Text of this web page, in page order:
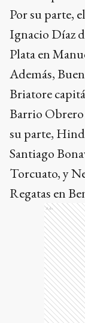
Por su parte,
Ignacio Díaz
Plata en
Además,
Briatore
Barrio Obrero
su parte,
Santiago
Torcuato, y
Regatas en
Ads